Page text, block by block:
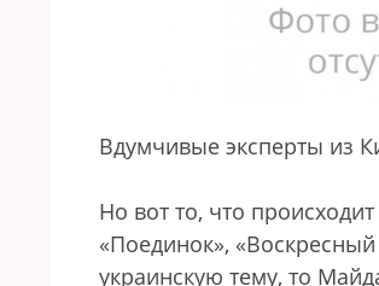
Вдумчивые эксперты из
Но вот то, что
«Поединок»,
украинскую тему, то